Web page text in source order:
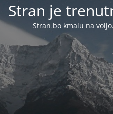
Stran je
Stran bo kmalu na